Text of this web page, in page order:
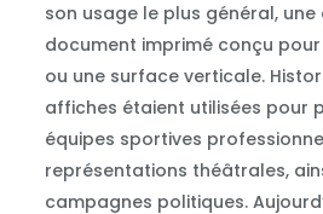
son usage le plus général,
document imprimé conçu
ou une surface verticale.
affiches étaient utilisées pour
équipes sportives
représentations théâtrales,
campagnes politiques.